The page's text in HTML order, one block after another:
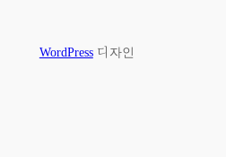
WordPress디자인